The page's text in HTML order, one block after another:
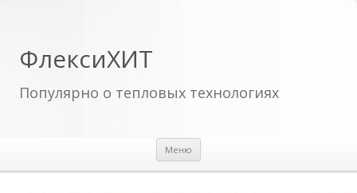
ФлексиХИТ
Популярно о тепловых технологиях
Меню